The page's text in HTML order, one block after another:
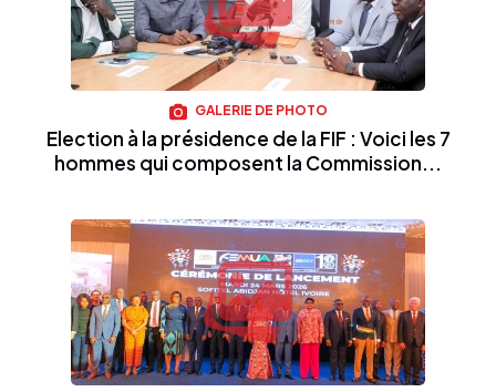
GALERIE DE PHOTO
Election à la présidence de la FIF : Voici les 7
hommes qui composent la Commission...